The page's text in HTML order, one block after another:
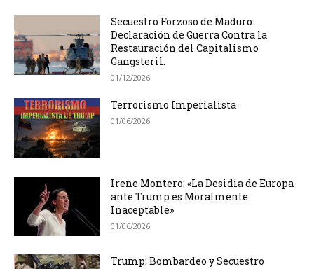
Secuestro Forzoso de Maduro:
Declaración de Guerra Contra la
Restauración del Capitalismo
Gangsteril.
01/12/2026
Terrorismo Imperialista
01/06/2026
Irene Montero: «La Desidia de Europa
ante Trump es Moralmente
Inaceptable»
01/06/2026
Trump: Bombardeo y Secuestro